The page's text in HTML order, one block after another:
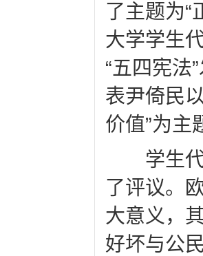
了主题为“
大学学生
“五四宪法
表尹倚民
价值”为主
学生代
了评议。
大意义，
好坏与公